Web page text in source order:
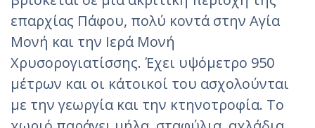
επαρχίας Πάφου, πολύ κοντά στην Αγία
Μονή και την Ιερά Μονή
Χρυσορογιατίσσης. Έχει υψόμετρο 950
μέτρων και οι κάτοικοί του ασχολούνται
με την γεωργία και την κτηνοτροφία. Το